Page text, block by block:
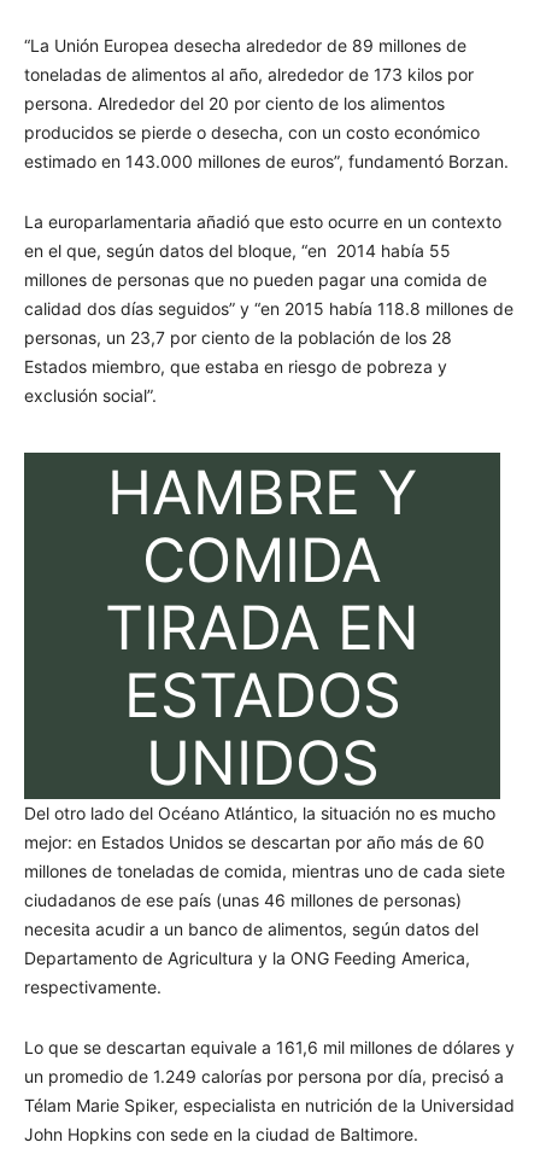
“La Unión Europea desecha alrededor de 89 millones de
toneladas de alimentos al año, alrededor de 173 kilos por
persona. Alrededor del 20 por ciento de los alimentos
producidos se pierde o desecha, con un costo económico
estimado en 143.000 millones de euros”, fundamentó Borzan.
La europarlamentaria añadió que esto ocurre en un contexto
en el que, según datos del bloque, “en 2014 había 55
millones de personas que no pueden pagar una comida de
calidad dos días seguidos” y “en 2015 había 118.8 millones de
personas, un 23,7 por ciento de la población de los 28
Estados miembro, que estaba en riesgo de pobreza y
exclusión social”.
HAMBRE Y
COMIDA
TIRADA EN
ESTADOS
UNIDOS
Del otro lado del Océano Atlántico, la situación no es mucho
mejor: en Estados Unidos se descartan por año más de 60
millones de toneladas de comida, mientras uno de cada siete
ciudadanos de ese país (unas 46 millones de personas)
necesita acudir a un banco de alimentos, según datos del
Departamento de Agricultura y la ONG Feeding America,
respectivamente.
Lo que se descartan equivale a 161,6 mil millones de dólares y
un promedio de 1.249 calorías por persona por día, precisó a
Télam Marie Spiker, especialista en nutrición de la Universidad
John Hopkins con sede en la ciudad de Baltimore.